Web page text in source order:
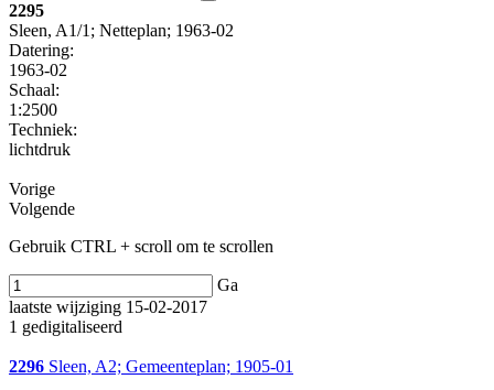
2295
Sleen, A1/1; Netteplan; 1963-02
Datering:
1963-02
Schaal:
1:2500
Techniek:
lichtdruk
Vorige
Volgende
Gebruik CTRL + scroll om te scrollen
Ga
laatste wijziging 15-02-2017
1 gedigitaliseerd
2296 Sleen, A2; Gemeenteplan; 1905-01